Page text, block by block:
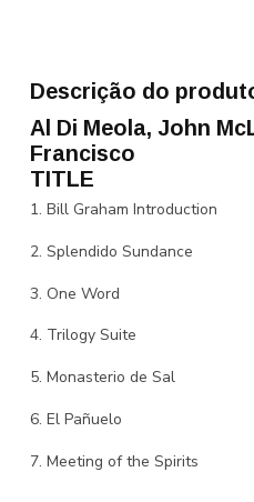
Descrição do
Al Di Meola, John
Francisco
TITLE
1. Bill Graham Introduction
2. Splendido Sundance
3. One Word
4. Trilogy Suite
5. Monasterio de Sal
6. El Pañuelo
7. Meeting of the Spirits